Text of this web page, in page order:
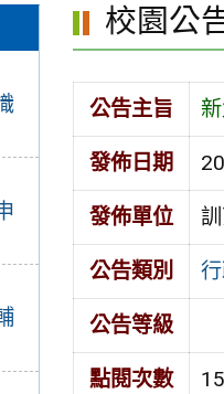
校園公
公告主旨
發佈日期
發佈單位
公告類別
公告等級
點閱次數